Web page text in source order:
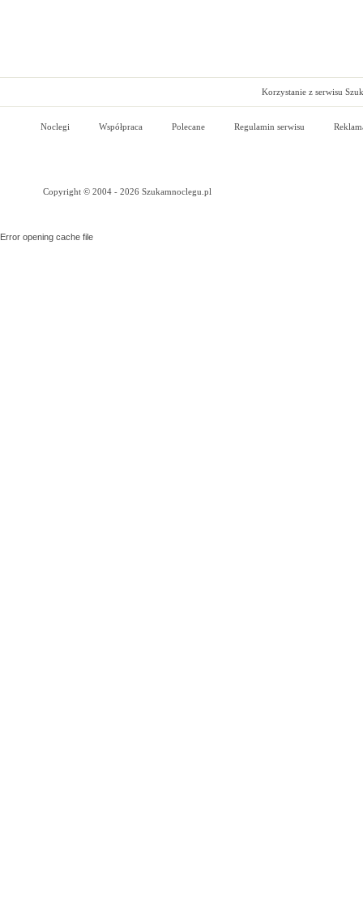
Korzystanie z serwisu
Noclegi Współpraca Polecane Regulamin serwisu
Copyright © 2004 - 2026 Szukamnoclegu.pl
Error opening cache file